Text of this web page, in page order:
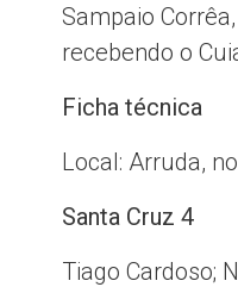
Sampaio
recebendo o
Ficha técnica
Local: Arruda,
Santa Cruz 4
Tiago Cardoso;